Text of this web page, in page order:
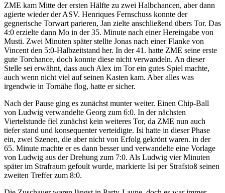
ZME kam Mitte der ersten Hälfte zu zwei Halbchancen, aber dann
agierte wieder der ASV. Henriques Fernschuss konnte der
gegnerische Torwart parieren, Jan zielte anschließend übers Tor. Das
4:0 erzielte dann Mo in der 35. Minute nach einer Hereingabe von
Musti. Zwei Minuten später stellte Jonas nach einer Flanke von
Vincent den 5:0-Halbzeitstand her. In der 41. hatte ZME seine erste
gute Torchance, doch konnte diese nicht verwandeln. An dieser
Stelle sei erwähnt, dass auch Alex im Tor ein gutes Spiel machte,
auch wenn nicht viel auf seinen Kasten kam. Aber alles was
irgendwie in Tornähe flog, hatte er sicher.
Nach der Pause ging es zunächst munter weiter. Einen Chip-Ball
von Ludwig verwandelte Georg zum 6:0. In der nächsten
Viertelstunde fiel zunächst kein weiteres Tor, da ZME nun auch
tiefer stand und konsequenter verteidigte. Isi hatte in dieser Phase
ein, zwei Szenen, die aber nicht von Erfolg gekrönt waren. in der
65. Minute machte er es dann besser und verwandelte eine Vorlage
von Ludwig aus der Drehung zum 7:0. Als Ludwig vier Minuten
später im Strafraum gefoult wurde, markierte Isi per Strafstoß seinen
zweiten Treffer zum 8:0.